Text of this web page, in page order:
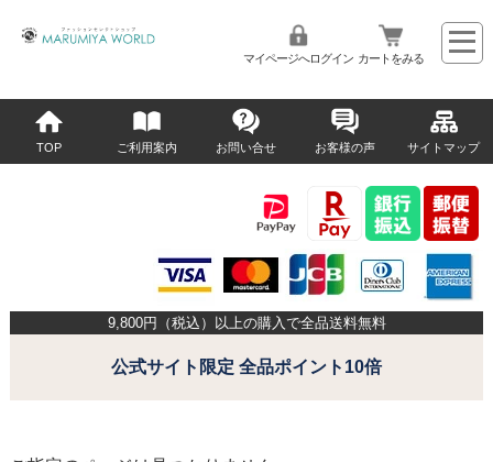
マイページへログイン カートをみる
TOP ご利用案内 お問い合せ お客様の声 サイトマップ
9,800円（税込）以上の購入で全品送料無料
公式サイト限定 全品ポイント10倍